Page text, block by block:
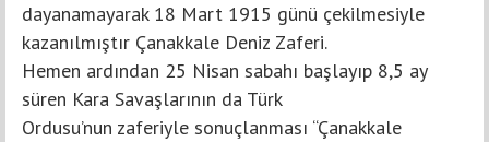
dayanamayarak 18 Mart 1915 günü çekilmesiyle
kazanılmıştır Çanakkale Deniz Zaferi.
Hemen ardından 25 Nisan sabahı başlayıp 8,5 ay
süren Kara Savaşlarının da Türk
Ordusu’nun zaferiyle sonuçlanması “Çanakkale